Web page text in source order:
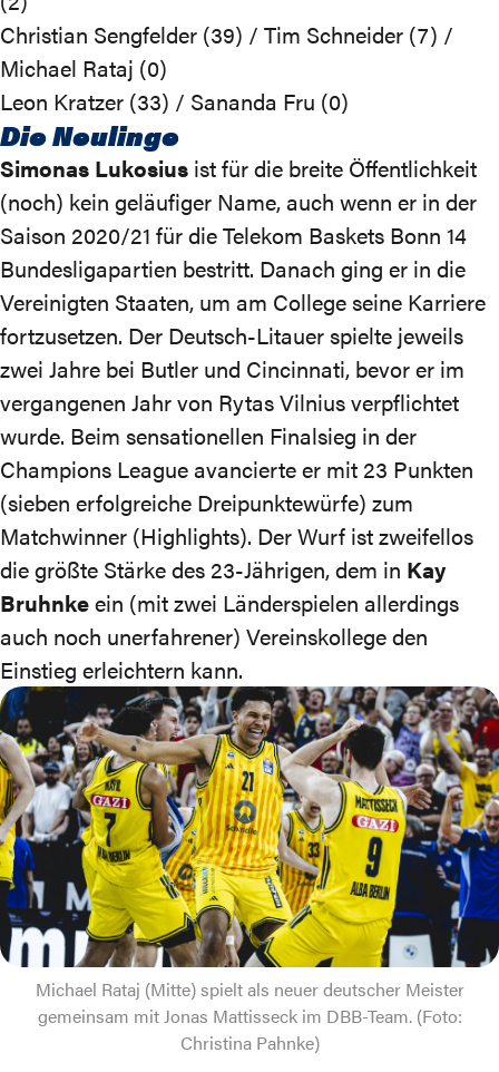
Christian Sengfelder (39) / Tim Schneider (7) /
Michael Rataj (0)
Leon Kratzer (33) / Sananda Fru (0)
Die Neulinge
Simonas Lukosius ist für die breite Öffentlichkeit
(noch) kein geläufiger Name, auch wenn er in der
Saison 2020/21 für die Telekom Baskets Bonn 14
Bundesligapartien bestritt. Danach ging er in die
Vereinigten Staaten, um am College seine Karriere
fortzusetzen. Der Deutsch-Litauer spielte jeweils
zwei Jahre bei Butler und Cincinnati, bevor er im
vergangenen Jahr von Rytas Vilnius verpflichtet
wurde. Beim sensationellen Finalsieg in der
Champions League avancierte er mit 23 Punkten
(sieben erfolgreiche Dreipunktewürfe) zum
Matchwinner (Highlights). Der Wurf ist zweifellos
die größte Stärke des 23-Jährigen, dem in Kay
Bruhnkeein (mit zwei Länderspielen allerdings
auch noch unerfahrener) Vereinskollege den
Einstieg erleichtern kann.
Michael Rataj (Mitte) spielt als neuer deutscher Meister
gemeinsam mit Jonas Mattisseck im DBB-Team. (Foto:
Christina Pahnke)